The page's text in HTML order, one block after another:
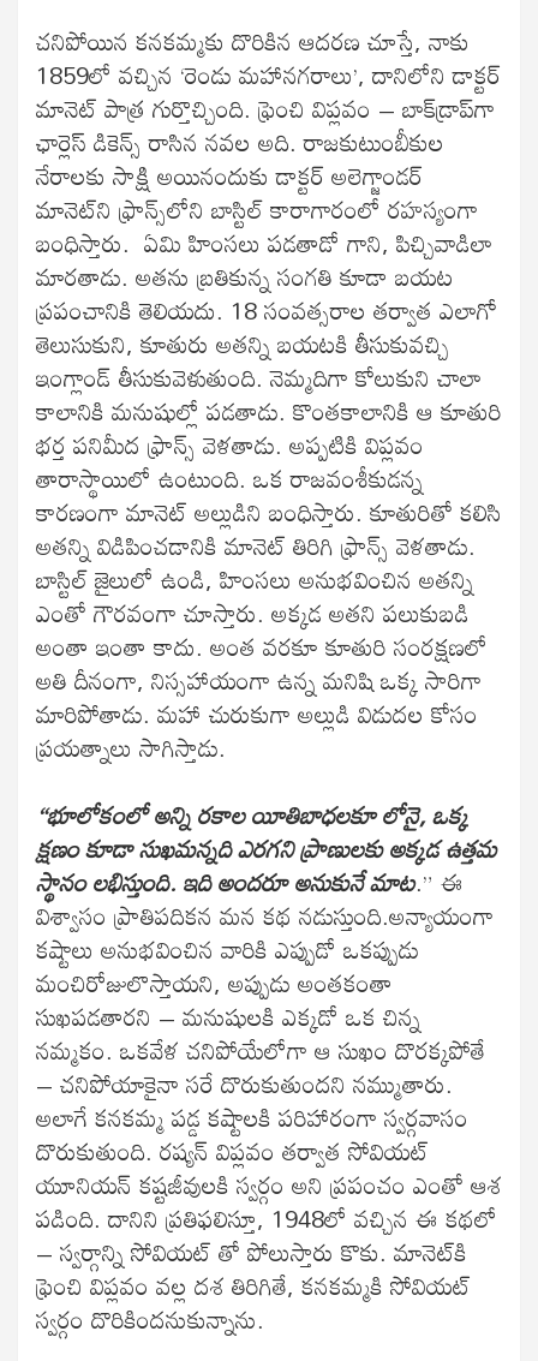
చనిపోయిన కనకమ్మకు దొరికిన ఆదరణ చూస్తే, నాకు
1859లో వచ్చిన ‘రెండు మహానగరాలు’, దానిలోని డాక్టర్
మానెట్ పాత్ర గుర్తొచ్చింది. ఫ్రెంచి విప్లవం – బాక్‌డ్రాప్‌గా
ఛార్లెస్ డికెన్స్ రాసిన నవల అది. రాజకుటుంబీకుల
నేరాలకు సాక్షి అయినందుకు డాక్టర్ అలెగ్జాండర్
మానెట్‌ని ఫ్రాన్స్‌లోని బాస్టిల్ కారాగారంలో రహస్యంగా
బంధిస్తారు. ఏమి హింసలు పడతాడో గాని, పిచ్చివాడిలా
మారతాడు. అతను బ్రతికున్న సంగతి కూడా బయట
ప్రపంచానికి తెలియదు. 18 సంవత్సరాల తర్వాత ఎలాగో
తెలుసుకుని, కూతురు అతన్ని బయటకి తీసుకువచ్చి
ఇంగ్లాండ్ తీసుకువెళుతుంది. నెమ్మదిగా కోలుకుని చాలా
కాలానికి మనుషుల్లో పడతాడు. కొంతకాలానికి ఆ కూతురి
భర్త పనిమీద ఫ్రాన్స్ వెళతాడు. అప్పటికి విప్లవం
తారాస్థాయిలో ఉంటుంది. ఒక రాజవంశీకుడన్న
కారణంగా మానెట్ అల్లుడిని బంధిస్తారు. కూతురితో కలిసి
అతన్ని విడిపించడానికి మానెట్ తిరిగి ఫ్రాన్స్ వెళతాడు.
బాస్టిల్ జైలులో ఉండి, హింసలు అనుభవించిన అతన్ని
ఎంతో గౌరవంగా చూస్తారు. అక్కడ అతని పలుకుబడి
అంతా ఇంతా కాదు. అంత వరకూ కూతురి సంరక్షణలో
అతి దీనంగా, నిస్సహాయంగా ఉన్న మనిషి ఒక్క సారిగా
మారిపోతాడు. మహా చురుకుగా అల్లుడి విడుదల కోసం
ప్రయత్నాలు సాగిస్తాడు.
“భూలోకంలో అన్ని రకాల యీతిబాధలకూ లోనై, ఒక్క
క్షణం కూడా సుఖమన్నది ఎరగని ప్రాణులకు అక్కడ ఉత్తమ
స్థానం లభిస్తుంది. ఇది అందరూ అనుకునే మాట.” ఈ
విశ్వాసం ప్రాతిపదికన మన కథ నడుస్తుంది.అన్యాయంగా
కష్టాలు అనుభవించిన వారికి ఎప్పుడో ఒకప్పుడు
మంచిరోజులొస్తాయని, అప్పుడు అంతకంతా
సుఖపడతారని – మనుషులకి ఎక్కడో ఒక చిన్న
నమ్మకం. ఒకవేళ చనిపోయేలోగా ఆ సుఖం దొరక్కపోతే
– చనిపోయాకైనా సరే దొరుకుతుందని నమ్ముతారు.
అలాగే కనకమ్మ పడ్డ కష్టాలకి పరిహారంగా స్వర్గవాసం
దొరుకుతుంది. రష్యన్ విప్లవం తర్వాత సోవియట్
యూనియన్ కష్టజీవులకి స్వర్గం అని ప్రపంచం ఎంతో ఆశ
పడింది. దానిని ప్రతిఫలిస్తూ, 1948లో వచ్చిన ఈ కథలో
– స్వర్గాన్ని సోవియట్ తో పోలుస్తారు కొకు. మానెట్‌కి
ఫ్రెంచి విప్లవం వల్ల దశ తిరిగితే, కనకమ్మకి సోవియట్
స్వర్గం దొరికిందనుకున్నాను.